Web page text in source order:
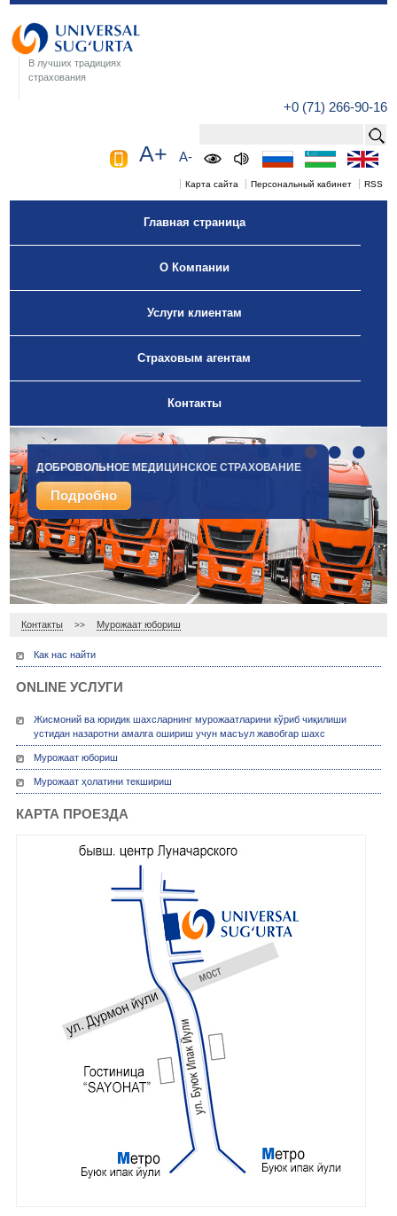
В лучших традициях
страхования
+0 (71) 266-90-16
A+ A-
Карта сайта Персональный кабинет RSS
Главная страница
О Компании
Услуги клиентам
Страховым агентам
Контакты
ДОБРОВОЛЬНОЕ МЕДИЦИНСКОЕ СТРАХОВАНИЕ
Подробно
СТРАХОВАНИЕ ГРУЗОВ
Подробно
•••••
Контакты >> Мурожаат юбориш
Как нас найти
ONLINE УСЛУГИ
Жисмоний ва юридик шахсларнинг мурожаатларини кўриб чиқилиши
устидан назаротни амалга ошириш учун масъул жавобгар шахс
Мурожаат юбориш
Мурожаат ҳолатини текшириш
КАРТА ПРОЕЗДА